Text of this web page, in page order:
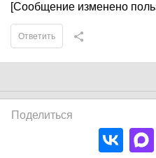
[Сообщение изменено
Ответить
Поделиться